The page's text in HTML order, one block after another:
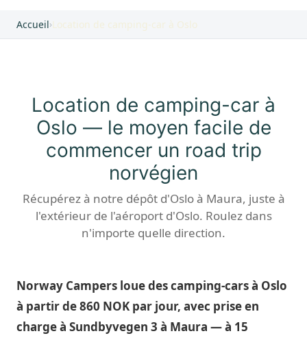
Accueil› Location de camping-car à Oslo
Location de camping-car à
Oslo — le moyen facile de
commencer un road trip
norvégien
Récupérez à notre dépôt d'Oslo à Maura, juste à
l'extérieur de l'aéroport d'Oslo. Roulez dans
n'importe quelle direction.
Norway Campers loue des camping-cars à Oslo
à partir de 860 NOK par jour, avec prise en
charge à Sundbyvegen 3 à Maura — à 15